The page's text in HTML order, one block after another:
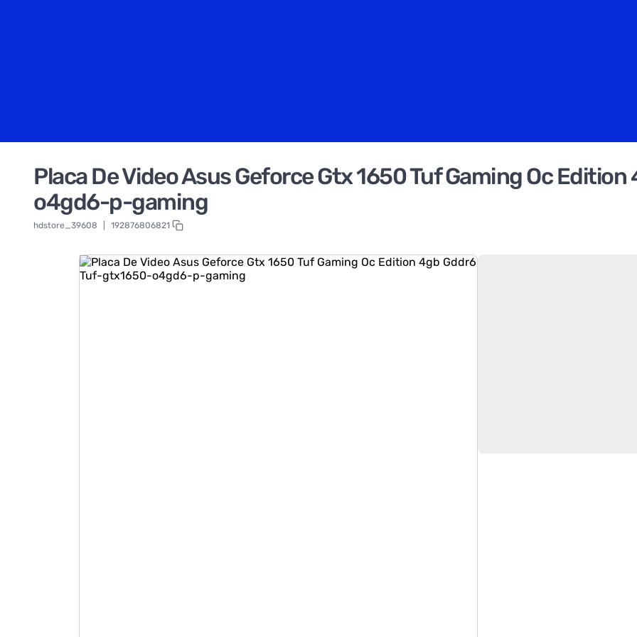
Placa De Video Asus Geforce Gtx 1650 Tuf Gaming Oc
o4gd6-p-gaming
hdstore_39608 192876806821